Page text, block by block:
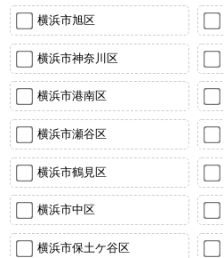
横浜市旭区
横浜市神奈川区
横浜市港南区
横浜市瀬谷区
横浜市鶴見区
横浜市中区
横浜市保土ケ谷区